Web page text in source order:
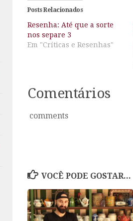
Posts Relacionados
Resenha: Até que a sorte
nos separe 3
Em "Críticas e Resenhas"
Comentários
comments
VOCÊ PODE GOSTAR...